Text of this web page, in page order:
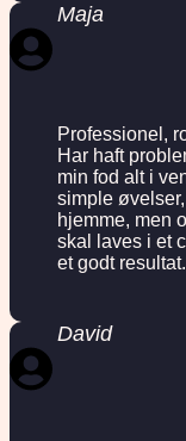
Maja
Professionel,
Har haft
min fod alt i
simple
hjemme, men
skal laves i et
et godt resultat.
David